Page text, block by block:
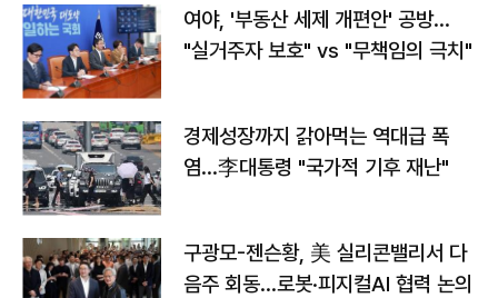
여야, '부동산 세제 개편안' 공방…
"실거주자 보호" vs "무책임의 극치"
경제성장까지 갉아먹는 역대급 폭
염…李대통령 "국가적 기후 재난"
구광모-젠슨황, 美 실리콘밸리서 다
음주 회동…로봇·피지컬AI 협력 논의